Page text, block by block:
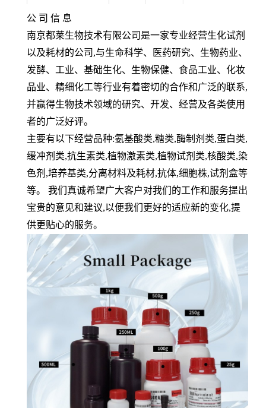
公 司 信 息
南京都莱生物技术有限公司是一家专业经营生化试剂
以及耗材的公司 ,与生命科学、医药研究、生物药业、
发酵、工业、基础生化、生物保健、食品工业、化妆
品业、精细化工等行业有着密切的合作和广泛的联系,
并赢得生物技术领域的研究、开发、经营及各类使用
者的广泛好评。
主要有以下经营品种:氨基酸类,糖类,酶制剂类,蛋白类,
缓冲剂类,抗生素类,植物激素类,植物试剂类,核酸类,染
色剂 ,培养基类,分离材料及耗材,抗体,细胞株,试剂盒等
等。 我们真诚希望广大客户对我们的工作和服务提出
宝贵的意见和建议,以便我们更好的适应新的变化,提
供更贴心的服务。